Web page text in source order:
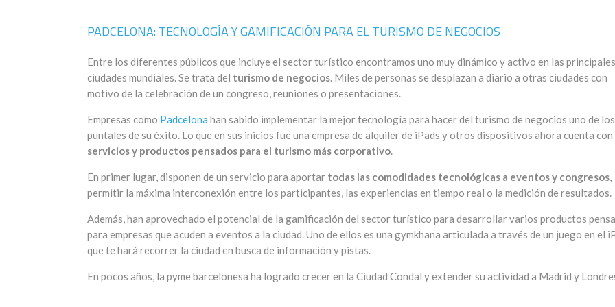
PADCELONA: TECNOLOGÍA Y GAMIFICACIÓN PARA EL TURISMO DE NEGOCIOS
Entre los diferentes públicos que incluye el sector turístico encontramos uno muy dinámico y activo en las principales
ciudades mundiales. Se trata del turismo de negocios . Miles de personas se desplazan a diario a otras ciudades con
motivo de la celebración de un congreso, reuniones o presentaciones.
Empresas como Padcelona han sabido implementar la mejor tecnología para hacer del turismo de negocios uno de los
puntales de su éxito. Lo que en sus inicios fue una empresa de alquiler de iPads y otros dispositivos ahora cuenta con
servicios y productos pensados para el turismo más corporativo
En primer lugar, disponen de un servicio para aportar todas las comodidades tecnológicas a eventos y congresos
permitir la máxima interconexión entre los participantes, las experiencias en tiempo real o la medición de resultados.
Además, han aprovechado el potencial de la gamificación del sector turístico para desarrollar varios productos
para empresas que acuden a eventos a la ciudad. Uno de ellos es una gymkhana articulada a través de un juego en el
que te hará recorrer la ciudad en busca de información y pistas.
En pocos años, la pyme barcelonesa ha logrado crecer en la Ciudad Condal y extender su actividad a Madrid y